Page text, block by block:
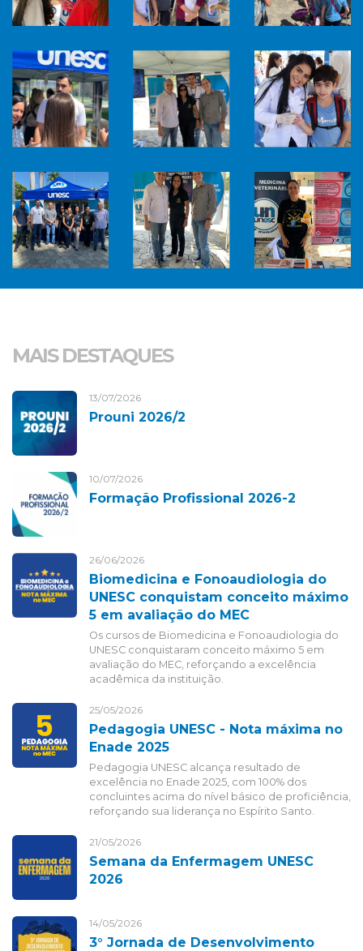
MAIS DESTAQUES
13/07/2026
Prouni 2026/2
10/07/2026
Formação Profissional 2026-2
26/06/2026
Biomedicina e Fonoaudiologia do
UNESC conquistam conceito máximo
5 em avaliação do MEC
Os cursos de Biomedicina e Fonoaudiologia do
UNESC conquistaram conceito máximo 5 em
avaliação do MEC, reforçando a excelência
acadêmica da instituição.
25/05/2026
Pedagogia UNESC - Nota máxima no
Enade 2025
Pedagogia UNESC alcança resultado de
excelência no Enade 2025, com 100% dos
concluintes acima do nível básico de proficiência,
reforçando sua liderança no Espírito Santo.
21/05/2026
Semana da Enfermagem UNESC
2026
14/05/2026
3° Jornada de Desenvolvimento